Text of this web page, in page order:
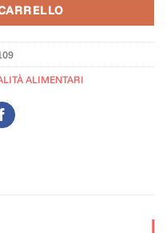
ALIMENTARI